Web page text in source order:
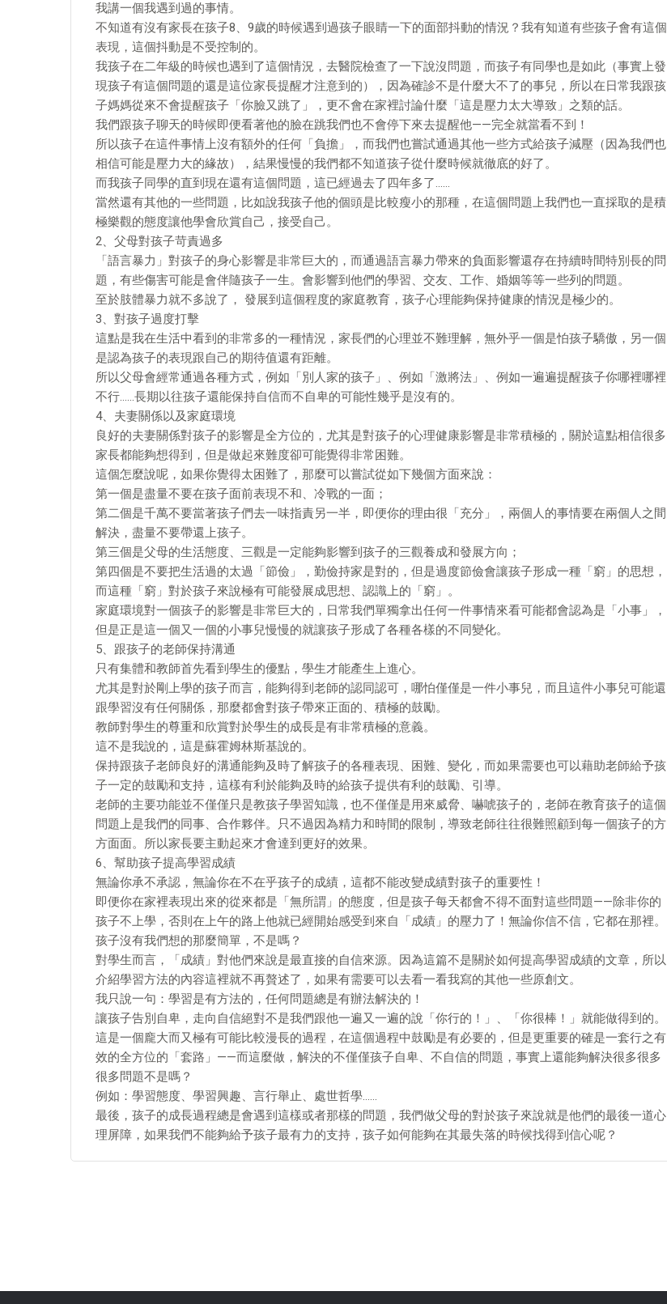
我講一個我遇到過的事情。
不知道有沒有家長在孩子8、9歲的時候遇到過孩子眼睛一下的面部抖動的情況？我有知道有些孩子會有這個
表現，這個抖動是不受控制的。
我孩子在二年級的時候也遇到了這個情況，去醫院檢查了一下說沒問題，而孩子有同學也是如此（事實上發
現孩子有這個問題的還是這位家長提醒才注意到的），因為確診不是什麼大不了的事兒，所以在日常我跟孩
子媽媽從來不會提醒孩子「你臉又跳了」，更不會在家裡討論什麼「這是壓力太大導致」之類的話。
我們跟孩子聊天的時候即便看著他的臉在跳我們也不會停下來去提醒他——完全就當看不到！
所以孩子在這件事情上沒有額外的任何「負擔」，而我們也嘗試通過其他一些方式給孩子減壓（因為我們也
相信可能是壓力大的緣故），結果慢慢的我們都不知道孩子從什麼時候就徹底的好了。
而我孩子同學的直到現在還有這個問題，這已經過去了四年多了……
當然還有其他的一些問題，比如說我孩子他的個頭是比較瘦小的那種，在這個問題上我們也一直採取的是積
極樂觀的態度讓他學會欣賞自己，接受自己。
2、父母對孩子苛責過多
「語言暴力」對孩子的身心影響是非常巨大的，而通過語言暴力帶來的負面影響還存在持續時間特別長的問
題，有些傷害可能是會伴隨孩子一生。會影響到他們的學習、交友、工作、婚姻等等一些列的問題。
至於肢體暴力就不多說了， 發展到這個程度的家庭教育，孩子心理能夠保持健康的情況是極少的。
3、對孩子過度打擊
這點是我在生活中看到的非常多的一種情況，家長們的心理並不難理解，無外乎一個是怕孩子驕傲，另一個
是認為孩子的表現跟自己的期待值還有距離。
所以父母會經常通過各種方式，例如「別人家的孩子」、例如「激將法」、例如一遍遍提醒孩子你哪裡哪裡
不行……長期以往孩子還能保持自信而不自卑的可能性幾乎是沒有的。
4、夫妻關係以及家庭環境
良好的夫妻關係對孩子的影響是全方位的，尤其是對孩子的心理健康影響是非常積極的，關於這點相信很多
家長都能夠想得到，但是做起來難度卻可能覺得非常困難。
這個怎麼說呢，如果你覺得太困難了，那麼可以嘗試從如下幾個方面來說：
第一個是盡量不要在孩子面前表現不和、冷戰的一面；
第二個是千萬不要當著孩子們去一味指責另一半，即便你的理由很「充分」，兩個人的事情要在兩個人之間
解決，盡量不要帶還上孩子。
第三個是父母的生活態度、三觀是一定能夠影響到孩子的三觀養成和發展方向；
第四個是不要把生活過的太過「節儉」，勤儉持家是對的，但是過度節儉會讓孩子形成一種「窮」的思想，
而這種「窮」對於孩子來說極有可能發展成思想、認識上的「窮」。
家庭環境對一個孩子的影響是非常巨大的，日常我們單獨拿出任何一件事情來看可能都會認為是「小事」，
但是正是這一個又一個的小事兒慢慢的就讓孩子形成了各種各樣的不同變化。
5、跟孩子的老師保持溝通
只有集體和教師首先看到學生的優點，學生才能產生上進心。
尤其是對於剛上學的孩子而言，能夠得到老師的認同認可，哪怕僅僅是一件小事兒，而且這件小事兒可能還
跟學習沒有任何關係，那麼都會對孩子帶來正面的、積極的鼓勵。
教師對學生的尊重和欣賞對於學生的成長是有非常積極的意義。
這不是我說的，這是蘇霍姆林斯基說的。
保持跟孩子老師良好的溝通能夠及時了解孩子的各種表現、困難、變化，而如果需要也可以藉助老師給予孩
子一定的鼓勵和支持，這樣有利於能夠及時的給孩子提供有利的鼓勵、引導。
老師的主要功能並不僅僅只是教孩子學習知識，也不僅僅是用來威脅、嚇唬孩子的，老師在教育孩子的這個
問題上是我們的同事、合作夥伴。只不過因為精力和時間的限制，導致老師往往很難照顧到每一個孩子的方
方面面。所以家長要主動起來才會達到更好的效果。
6、幫助孩子提高學習成績
無論你承不承認，無論你在不在乎孩子的成績，這都不能改變成績對孩子的重要性！
即便你在家裡表現出來的從來都是「無所謂」的態度，但是孩子每天都會不得不面對這些問題——除非你的
孩子不上學，否則在上午的路上他就已經開始感受到來自「成績」的壓力了！無論你信不信，它都在那裡。
孩子沒有我們想的那麼簡單，不是嗎？
對學生而言，「成績」對他們來說是最直接的自信來源。因為這篇不是關於如何提高學習成績的文章，所以
介紹學習方法的內容這裡就不再贅述了，如果有需要可以去看一看我寫的其他一些原創文。
我只說一句：學習是有方法的，任何問題總是有辦法解決的！
讓孩子告別自卑，走向自信絕對不是我們跟他一遍又一遍的說「你行的！」、「你很棒！」就能做得到的。
這是一個龐大而又極有可能比較漫長的過程，在這個過程中鼓勵是有必要的，但是更重要的確是一套行之有
效的全方位的「套路」——而這麼做，解決的不僅僅孩子自卑、不自信的問題，事實上還能夠解決很多很多
很多問題不是嗎？
例如：學習態度、學習興趣、言行舉止、處世哲學……
最後，孩子的成長過程總是會遇到這樣或者那樣的問題，我們做父母的對於孩子來說就是他們的最後一道心
理屏障，如果我們不能夠給予孩子最有力的支持，孩子如何能夠在其最失落的時候找得到信心呢？